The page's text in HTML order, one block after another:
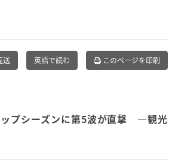
送 英語で読む このページを印刷
ップシーズンに第5波が直撃 ―観光